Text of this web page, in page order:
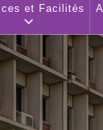
et Facilités